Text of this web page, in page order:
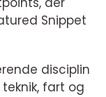
Snippet
disciplin
fart og